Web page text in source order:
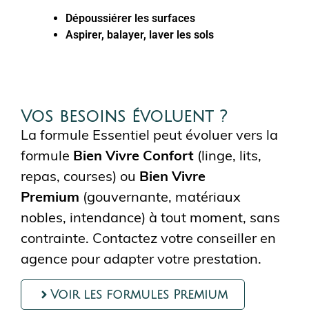
Dépoussiérer les surfaces
Aspirer, balayer, laver les sols
Vos besoins évoluent ?
La formule Essentiel peut évoluer vers la
formule Bien Vivre Confort (linge, lits,
repas, courses) ou Bien Vivre
Premium (gouvernante, matériaux
nobles, intendance) à tout moment, sans
contrainte. Contactez votre conseiller en
agence pour adapter votre prestation.
Voir les formules Premium